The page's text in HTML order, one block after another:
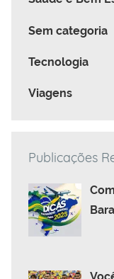
Sem categoria
Tecnologia
Viagens
Publicações